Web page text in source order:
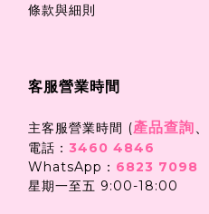
條款與細則
客服營業時間
主客服營業時間 (產品查詢
電話： 3460 4846
WhatsApp： 6823 7098
星期一至五 9:00-18:00